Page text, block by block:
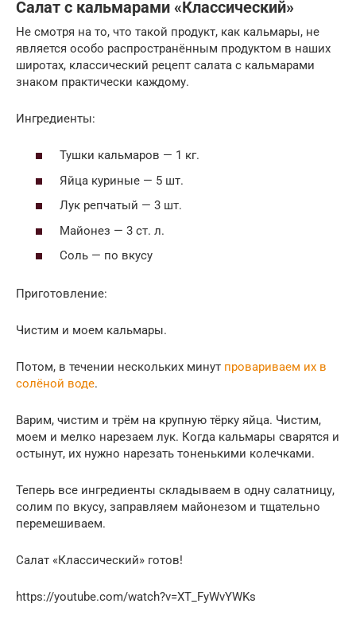
Салат с кальмарами «Классический»
Не смотря на то, что такой продукт, как кальмары, не
является особо распространённым продуктом в наших
широтах, классический рецепт салата с кальмарами
знаком практически каждому.
Ингредиенты:
Тушки кальмаров — 1 кг.
Яйца куриные — 5 шт.
Лук репчатый — 3 шт.
Майонез — 3 ст. л.
Соль — по вкусу
Приготовление:
Чистим и моем кальмары.
Потом, в течении нескольких минут провариваем их в
солёной воде.
Варим, чистим и трём на крупную тёрку яйца. Чистим,
моем и мелко нарезаем лук. Когда кальмары сварятся и
остынут, их нужно нарезать тоненькими колечками.
Теперь все ингредиенты складываем в одну салатницу,
солим по вкусу, заправляем майонезом и тщательно
перемешиваем.
Салат «Классический» готов!
https://youtube.com/watch?v=XT_FyWvYWKs